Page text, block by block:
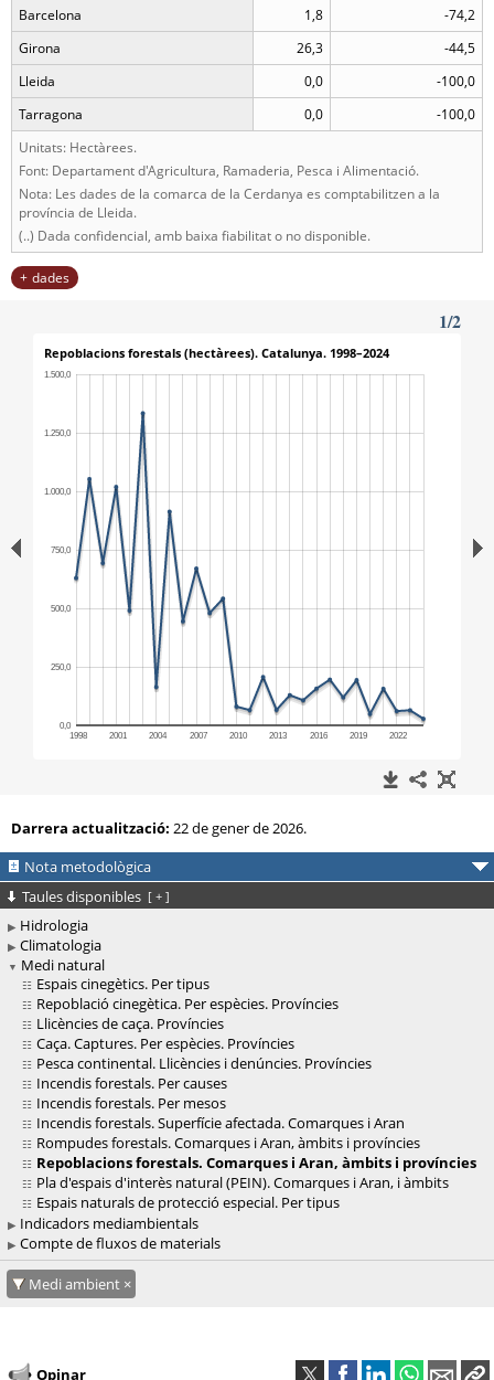
Barcelona
1,8
-74,2
Girona
26,3
-44,5
Lleida
0,0
-100,0
Tarragona
0,0
-100,0
Unitats: Hectàrees.
Font: Departament d'Agricultura, Ramaderia, Pesca i Alimentació.
Nota: Les dades de la comarca de la Cerdanya es comptabilitzen a la
província de Lleida.
(..) Dada confidencial, amb baixa fiabilitat o no disponible.
dades
Darrera actualització: 22 de gener de 2026.
Nota metodològica
Taules disponibles [ + ]
Hidrologia
Climatologia
Medi natural
Espais cinegètics. Per tipus
Repoblació cinegètica. Per espècies. Províncies
Llicències de caça. Províncies
Caça. Captures. Per espècies. Províncies
Pesca continental. Llicències i denúncies. Províncies
Incendis forestals. Per causes
Incendis forestals. Per mesos
Incendis forestals. Superfície afectada. Comarques i Aran
Rompudes forestals. Comarques i Aran, àmbits i províncies
Repoblacions forestals. Comarques i Aran, àmbits i províncies
Pla d'espais d'interès natural (PEIN). Comarques i Aran, i àmbits
Espais naturals de protecció especial. Per tipus
Indicadors mediambientals
Compte de fluxos de materials
Medi ambient
Opinar